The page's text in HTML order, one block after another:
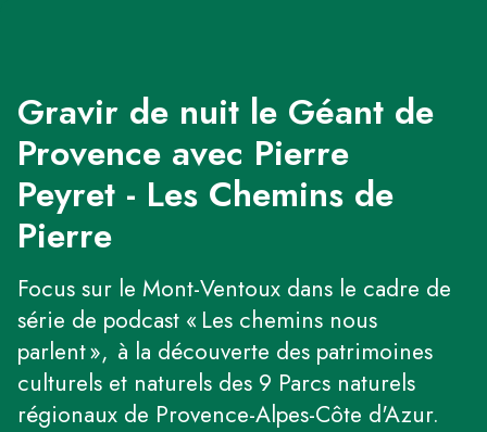
Gravir de nuit le Géant de
Provence avec Pierre
Peyret - Les Chemins de
Pierre
Focus sur le Mont-Ventoux dans le cadre de
série de podcast « Les chemins nous
parlent », à la découverte des patrimoines
culturels et naturels des 9 Parcs naturels
régionaux de Provence-Alpes-Côte d'Azur.